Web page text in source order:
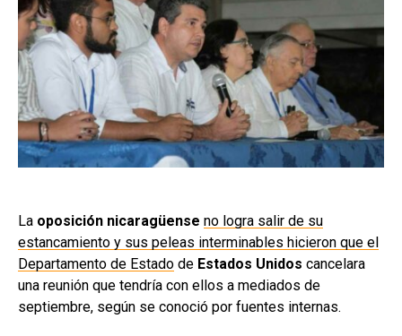
La oposición nicaragüense no logra salir de su
estancamiento y sus peleas interminables hicieron que el
Departamento de Estado de Estados Unidos cancelara
una reunión que tendría con ellos a mediados de
septiembre, según se conoció por fuentes internas.